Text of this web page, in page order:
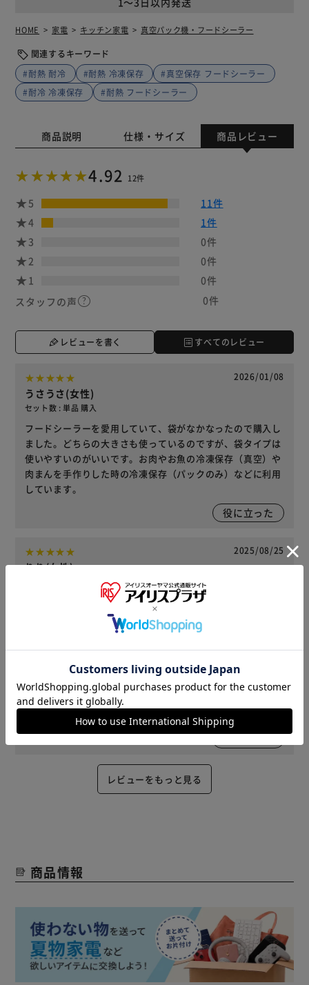
HOME 家電 キッチン家電 真空パック機・フードシーラー
関連するキーワード
#耐熱 耐冷
#耐熱 冷凍保存
#真空保存 フードシーラー
#耐冷 冷凍保存
#耐熱 フードシーラー
商品説明 仕様・サイズ 商品レビュー
4.92 12件
5
11件
4
1件
3
0件
2
0件
1
0件
スタッフの声
0件
レビューを書く すべてのレビュー
2026/01/08
うさうさ(女性)
セット数 : 単品 購入
フードシーラーを愛用していて、袋がなかなったので購入し
ました。どちらの大きさも使っているのですが、袋タイプは
使いやすいのがいいです。お肉やお魚の冷凍保存（真空）や
肉まんを手作りした時の冷凍保存（パックのみ）などに利用
しています。
役に立った
2025/08/25
りり(女性)
いつも使っているものなのでリピートしてます。
まこまこ(女性)
セット数 : 3個セット 購入
リピート購入です。もう少しお安くなると嬉しいです。
レビューをもっと見る
商品情報